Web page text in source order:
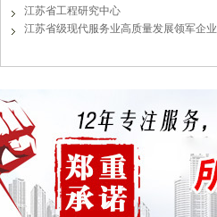
江苏省工程研究中心
江苏省级现代服务业高质量发展领军企业